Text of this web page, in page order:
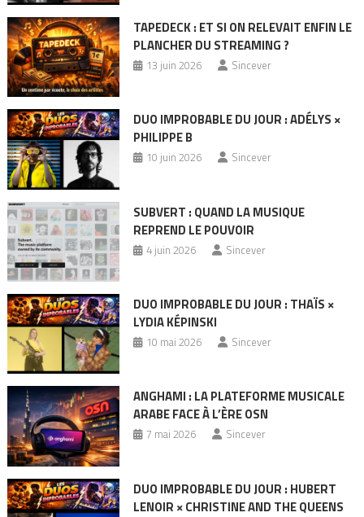
TAPEDECK : ET SI ON RELEVAIT ENFIN LE
PLANCHER DU STREAMING ?
13 juin 2026 Sincever
DUO IMPROBABLE DU JOUR : ADÉLYS ×
PHILIPPE B
10 juin 2026 Sincever
SUBVERT : QUAND LA MUSIQUE
REPREND LE POUVOIR
4 juin 2026 Sincever
DUO IMPROBABLE DU JOUR : THAÏS ×
LYDIA KÉPINSKI
10 mai 2026 Sincever
ANGHAMI : LA PLATEFORME MUSICALE
ARABE FACE À L’ÈRE OSN
7 mai 2026 Sincever
DUO IMPROBABLE DU JOUR : HUBERT
LENOIR × CHRISTINE AND THE QUEENS